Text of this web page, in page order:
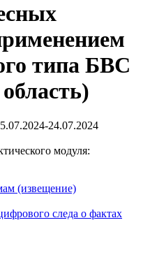
типа БВС
24.07.2024
модуля:
(извещение)
следа о фактах